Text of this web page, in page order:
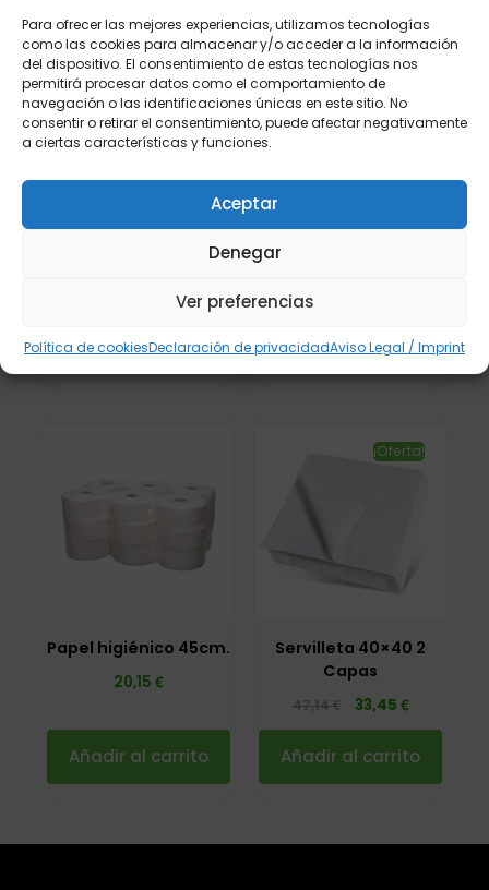
Para ofrecer las mejores experiencias, utilizamos tecnologías
como las cookies para almacenar y/o acceder a la información
del dispositivo. El consentimiento de estas tecnologías nos
permitirá procesar datos como el comportamiento de
navegación o las identificaciones únicas en este sitio. No
consentir o retirar el consentimiento, puede afectar negativamente
a ciertas características y funciones.
Aceptar
Denegar
Ver preferencias
Política de cookiesDeclaración de privacidadAviso Legal / Imprint
Mantel Papel 30×40
«Buen Provecho»
Añadir al carrito
Servilleta 30×30 1
Añadir al carrito
Papel higiénico 45cm.
20,15 €
Añadir al carrito
¡Oferta!
Servilleta 40×40 2
Capas
47,14€ 33,45 €
Añadir al carrito